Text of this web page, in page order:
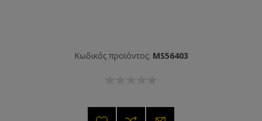
Κωδικός προϊόντος: MS56403